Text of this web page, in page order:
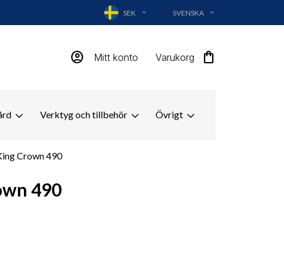
SEK EXPAND_MORE SVENSKA EXPAND_MORE
account_circle Mitt konto Varukorg shopping_bag
Verktyg och tillbehör Övrigt
Crown 490
490